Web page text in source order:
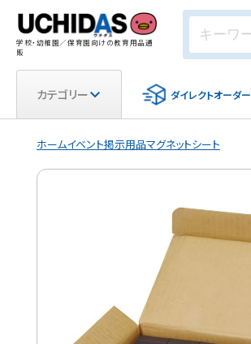
学校・幼稚園／保育園向けの教育用品通
販
カテゴリー ダイレクトオーダー
ホームイベント掲示用品マグネットシート